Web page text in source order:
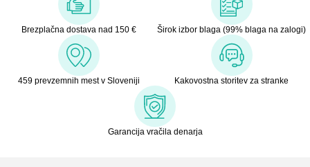
Brezplačna dostava nad 150 € Širok izbor blaga (99% blaga na zalogi)
459 prevzemnih mest v Sloveniji Kakovostna storitev za stranke
Garancija vračila denarja